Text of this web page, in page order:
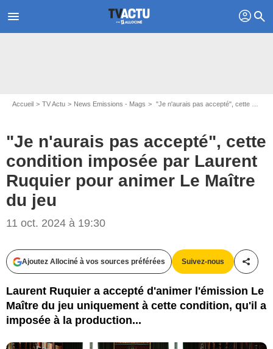
menu profil search
Accueil TV Actu News Emissions - Mags "Je n'aurais pas accepté", cette condition imposée par Laurent Ruquier pour animer Le Maître du jeu
"Je n'aurais pas accepté", cette
condition imposée par Laurent
Ruquier pour animer Le Maître
du jeu
11 oct. 2024 à 19:30
Ajoutez Allociné à vos sources préférées Suivez-nous
Laurent Ruquier a accepté d'animer l'émission Le
Maître du jeu uniquement à cette condition, qu'il a
imposée à la production...